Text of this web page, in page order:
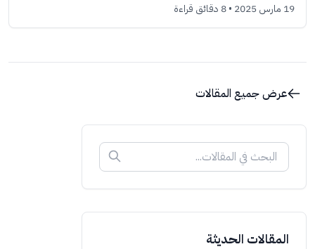
19 مارس 2025 • 8 دقائق قراءة
عرض جميع المقالات
المقالات الحديثة